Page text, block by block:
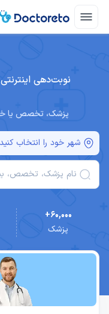
نوبت‌دهی
پزشک، تخصص یا
شهر خود را انتخاب کنید
نام پزشک، تخصص،
+60,000
پزشک